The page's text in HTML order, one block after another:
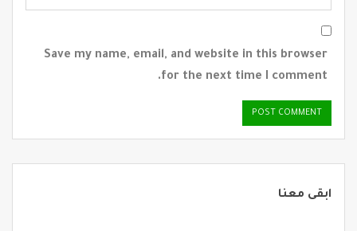
Save my name, email, and website in this browser
for the next time I comment.
ابقى معنا